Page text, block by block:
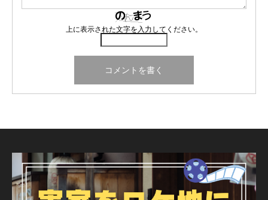
上に表示された文字を入力してください。